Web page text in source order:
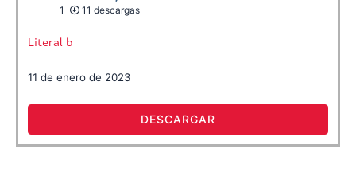
1
11 descargas
Literal b
11 de enero de 2023
DESCARGAR